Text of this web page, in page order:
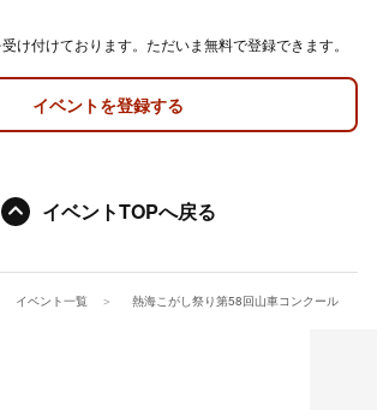
け付けております。ただいま無料で登録できます。
イベントを登録する
イベントTOPへ戻る
イベント一覧 熱海こがし祭り第58回山車コンクール